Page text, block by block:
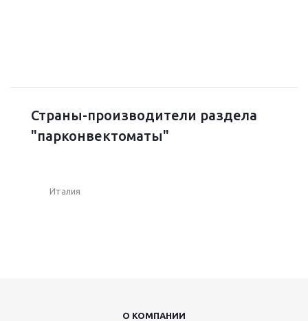
Страны-производители раздела
"парконвектоматы"
Италия
О КОМПАНИИ